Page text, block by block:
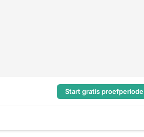
Start gratis proefperiode